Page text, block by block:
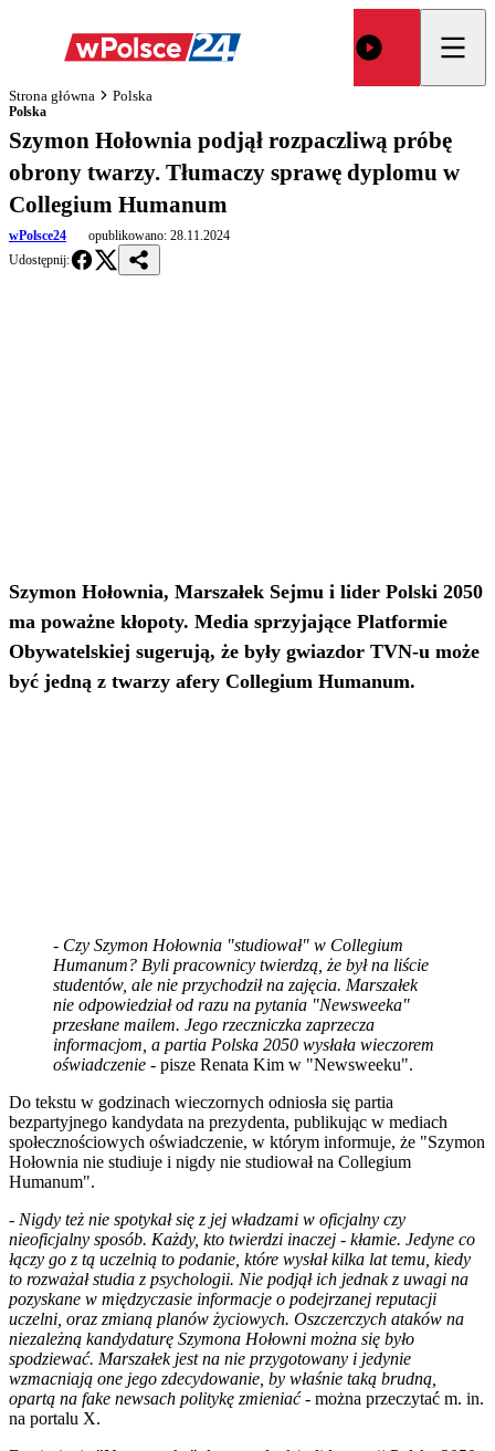
Strona główna Polska
Polska
Szymon Hołownia podjął rozpaczliwą próbę
obrony twarzy. Tłumaczy sprawę dyplomu w
Collegium Humanum
wPolsce24 opublikowano: 28.11.2024
Udostępnij:
Szymon Hołownia, Marszałek Sejmu i lider Polski 2050
ma poważne kłopoty. Media sprzyjające Platformie
Obywatelskiej sugerują, że były gwiazdor TVN-u może
być jedną z twarzy afery Collegium Humanum.
- Czy Szymon Hołownia "studiował" w Collegium
Humanum? Byli pracownicy twierdzą, że był na liście
studentów, ale nie przychodził na zajęcia. Marszałek
nie odpowiedział od razu na pytania "Newsweeka"
przesłane mailem. Jego rzeczniczka zaprzecza
informacjom, a partia Polska 2050 wysłała wieczorem
oświadczenie - pisze Renata Kim w "Newsweeku".
Do tekstu w godzinach wieczornych odniosła się partia
bezpartyjnego kandydata na prezydenta, publikując w mediach
społecznościowych oświadczenie, w którym informuje, że "Szymon
Hołownia nie studiuje i nigdy nie studiował na Collegium
Humanum".
- Nigdy też nie spotykał się z jej władzami w oficjalny czy
nieoficjalny sposób. Każdy, kto twierdzi inaczej - kłamie. Jedyne co
łączy go z tą uczelnią to podanie, które wysłał kilka lat temu, kiedy
to rozważał studia z psychologii. Nie podjął ich jednak z uwagi na
pozyskane w międzyczasie informacje o podejrzanej reputacji
uczelni, oraz zmianą planów życiowych. Oszczerczych ataków na
niezależną kandydaturę Szymona Hołowni można się było
spodziewać. Marszałek jest na nie przygotowany i jedynie
wzmacniają one jego zdecydowanie, by właśnie taką brudną,
opartą na fake newsach politykę zmieniać - można przeczytać m. in.
na portalu X.